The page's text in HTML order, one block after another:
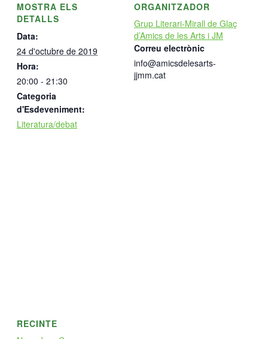
MOSTRA ELS
DETALLS
Data:
24 d'octubre de 2019
Hora:
20:00 - 21:30
Categoria
d'Esdeveniment:
Literatura/debat
ORGANITZADOR
Grup Literari-Mirall de Glaç
d’Amics de les Arts i JM
Correu electrònic
info@amicsdelesarts-
jjmm.cat
RECINTE